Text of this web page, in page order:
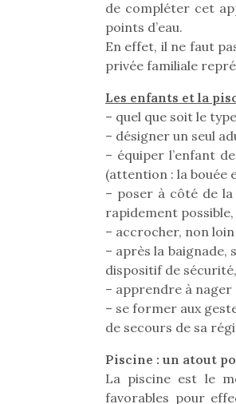
de compléter cet
points d’eau.
En effet, il ne faut
privée familiale
Les enfants et la
– quel que soit le
– désigner un seul
– équiper l’enfant
(attention : la bouée
– poser à côté de
rapidement possible,
– accrocher, non
– après la
dispositif de sécurité,
– apprendre à nager
– se former aux
de secours de sa
Piscine : un atout
La piscine est le
favorables pour